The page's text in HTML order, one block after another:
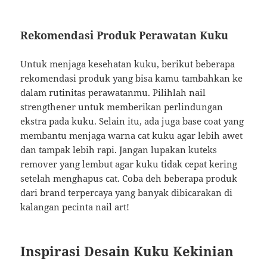
Rekomendasi Produk Perawatan Kuku
Untuk menjaga kesehatan kuku, berikut beberapa
rekomendasi produk yang bisa kamu tambahkan ke
dalam rutinitas perawatanmu. Pilihlah nail
strengthener untuk memberikan perlindungan
ekstra pada kuku. Selain itu, ada juga base coat yang
membantu menjaga warna cat kuku agar lebih awet
dan tampak lebih rapi. Jangan lupakan kuteks
remover yang lembut agar kuku tidak cepat kering
setelah menghapus cat. Coba deh beberapa produk
dari brand terpercaya yang banyak dibicarakan di
kalangan pecinta nail art!
Inspirasi Desain Kuku Kekinian